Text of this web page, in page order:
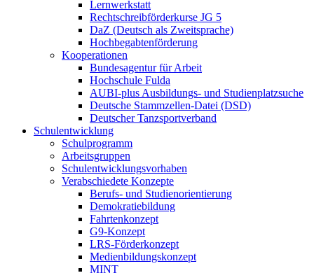
Lernwerkstatt
Rechtschreibförderkurse JG 5
DaZ (Deutsch als Zweitsprache)
Hochbegabtenförderung
Kooperationen
Bundesagentur für Arbeit
Hochschule Fulda
AUBI-plus Ausbildungs- und Studienplatzsuche
Deutsche Stammzellen-Datei (DSD)
Deutscher Tanzsportverband
Schulentwicklung
Schulprogramm
Arbeitsgruppen
Schulentwicklungsvorhaben
Verabschiedete Konzepte
Berufs- und Studienorientierung
Demokratiebildung
Fahrtenkonzept
G9-Konzept
LRS-Förderkonzept
Medienbildungskonzept
MINT